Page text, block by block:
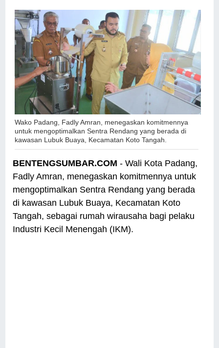
Wako Padang, Fadly Amran, menegaskan komitmennya
untuk mengoptimalkan Sentra Rendang yang berada di
kawasan Lubuk Buaya, Kecamatan Koto Tangah.
BENTENGSUMBAR.COM - Wali Kota Padang,
Fadly Amran, menegaskan komitmennya untuk
mengoptimalkan Sentra Rendang yang berada
di kawasan Lubuk Buaya, Kecamatan Koto
Tangah, sebagai rumah wirausaha bagi pelaku
Industri Kecil Menengah (IKM).